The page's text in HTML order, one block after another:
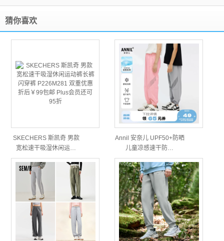
猜你喜欢
SKECHERS 斯凯奇 男款
宽松速干吸湿休闲运…
Annil 安奈儿 UPF50+防晒
儿童凉感速干防…